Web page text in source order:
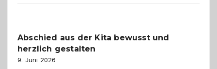
verstehen
Abschied aus der Kita bewusst und
herzlich gestalten
9. Juni 2026